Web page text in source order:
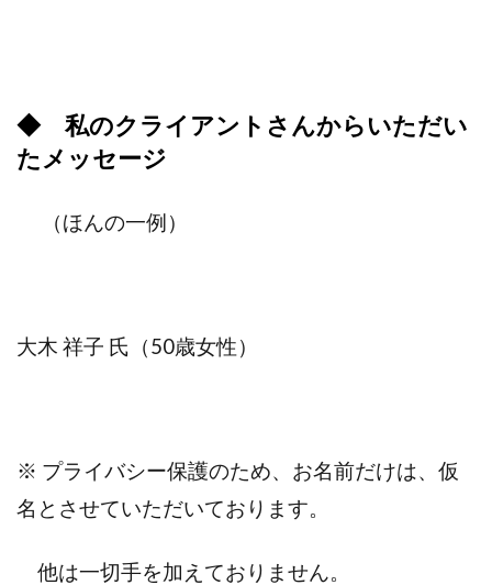
◆ 私のクライアントさんからいただい
たメッセージ
（ほんの一例）
大木 祥子 氏（50歳女性）
※ プライバシー保護のため、お名前だけは、仮
名とさせていただいております。
他は一切手を加えておりません。